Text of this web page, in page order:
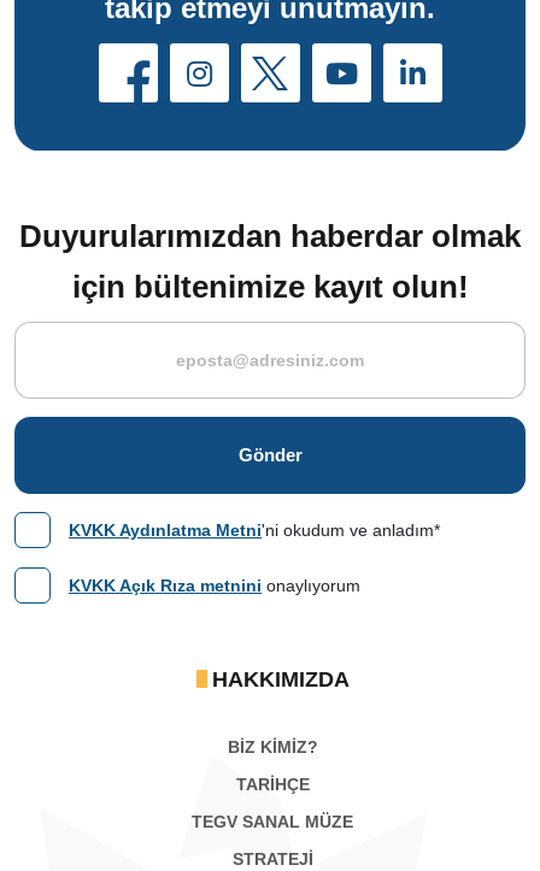
takip etmeyi unutmayın.
Duyurularımızdan haberdar olmak
için bültenimize kayıt olun!
Gönder
KVKK Aydınlatma Metni'ni okudum ve anladım*
KVKK Açık Rıza metnini onaylıyorum
HAKKIMIZDA
BİZ KİMİZ?
TARİHÇE
TEGV SANAL MÜZE
STRATEJİ